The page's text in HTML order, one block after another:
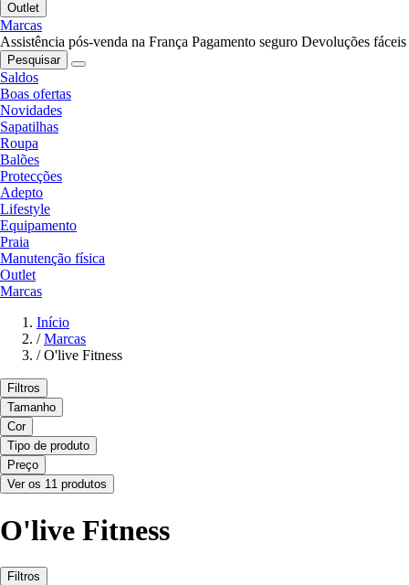
Outlet
Marcas
Assistência pós-venda na França Pagamento seguro Devoluções fáceis
Pesquisar
Saldos
Boas ofertas
Novidades
Sapatilhas
Roupa
Balões
Protecções
Adepto
Lifestyle
Equipamento
Praia
Manutenção física
Outlet
Marcas
Início
/ Marcas
/ O'live Fitness
Filtros
Tamanho
Cor
Tipo de produto
Preço
Ver os 11 produtos
O'live Fitness
Filtros